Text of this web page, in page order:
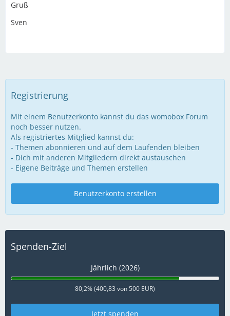
Gruß
Sven
Registrierung
Mit einem Benutzerkonto kannst du das womobox Forum
noch besser nutzen.
Als registriertes Mitglied kannst du:
- Themen abonnieren und auf dem Laufenden bleiben
- Dich mit anderen Mitgliedern direkt austauschen
- Eigene Beiträge und Themen erstellen
Benutzerkonto erstellen
Spenden-Ziel
Jährlich (2026)
80,2% (400,83 von 500 EUR)
Jetzt spenden